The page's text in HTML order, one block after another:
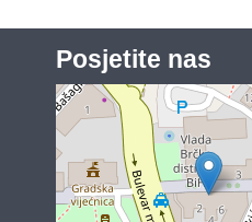
Posjetite nas